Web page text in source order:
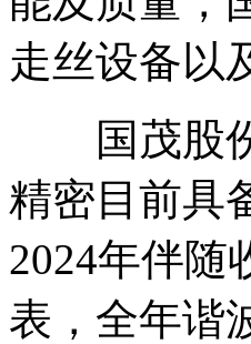
走丝设备以
国茂股份
精密目前具
2024年伴随
表，全年谐